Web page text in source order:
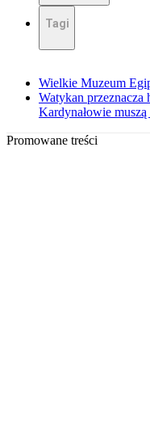
Tagi
Wielkie Muzeum
Watykan przeznacza
Kardynałowie
Promowane treści